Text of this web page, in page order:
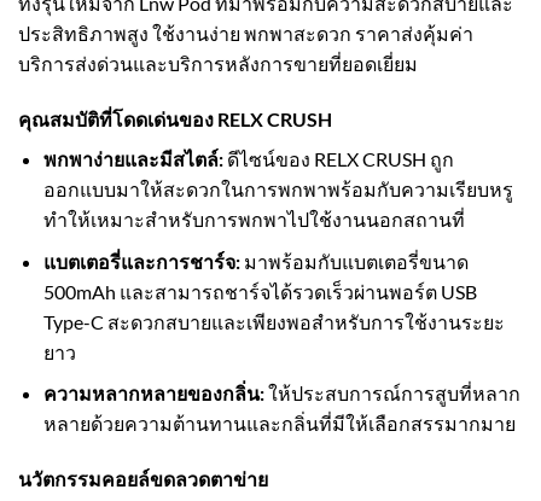
ประสิทธิภาพสูง ใช้งานง่าย พกพาสะดวก ราคาส่งคุ้มค่า
บริการส่งด่วนและบริการหลังการขายที่ยอดเยี่ยม
คุณสมบัติที่โดดเด่นของ RELX CRUSH
พกพาง่ายและมีสไตล์:ดีไซน์ของ RELX CRUSH ถูก
ออกแบบมาให้สะดวกในการพกพาพร้อมกับความเรียบหรู
ทำให้เหมาะสำหรับการพกพาไปใช้งานนอกสถานที่
แบตเตอรี่และการชาร์จ:มาพร้อมกับแบตเตอรี่ขนาด
500mAh และสามารถชาร์จได้รวดเร็วผ่านพอร์ต USB
Type-C สะดวกสบายและเพียงพอสำหรับการใช้งานระยะ
ยาว
ความหลากหลายของกลิ่น:ให้ประสบการณ์การสูบที่หลาก
หลายด้วยความต้านทานและกลิ่นที่มีให้เลือกสรรมากมาย
นวัตกรรมคอยล์ขดลวดตาข่าย